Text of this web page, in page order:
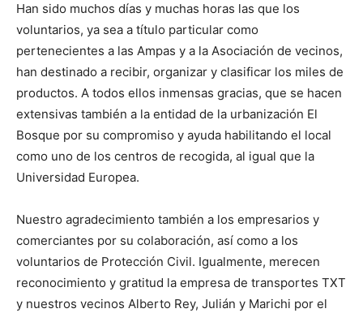
Han sido muchos días y muchas horas las que los
voluntarios, ya sea a título particular como
pertenecientes a las Ampas y a la Asociación de vecinos,
han destinado a recibir, organizar y clasificar los miles de
productos. A todos ellos inmensas gracias, que se hacen
extensivas también a la entidad de la urbanización El
Bosque por su compromiso y ayuda habilitando el local
como uno de los centros de recogida, al igual que la
Universidad Europea.
Nuestro agradecimiento también a los empresarios y
comerciantes por su colaboración, así como a los
voluntarios de Protección Civil. Igualmente, merecen
reconocimiento y gratitud la empresa de transportes TXT
y nuestros vecinos Alberto Rey, Julián y Marichi por el